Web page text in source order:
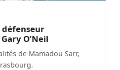
défenseur
O’Neil
de Mamadou Sarr,